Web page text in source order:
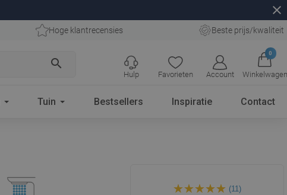
close
Hoge klantrecensies Beste prijs/kwaliteit
search
Favorieten Account
0
Winkelwagen
Hulp
Tuin Bestsellers Inspiratie Contact
wastafelmengkraan, chroom
(11)